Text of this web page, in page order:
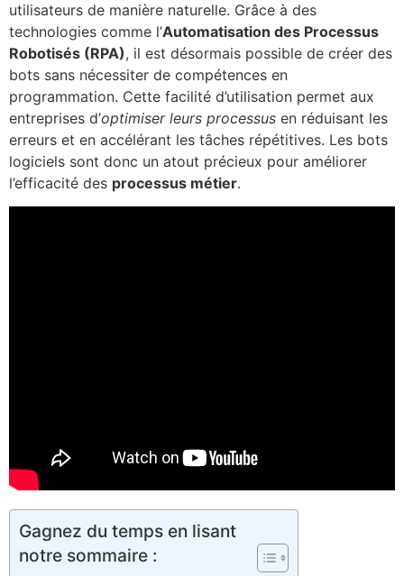
utilisateurs de manière naturelle. Grâce à des
technologies comme l’Automatisation des Processus
Robotisés (RPA), il est désormais possible de créer des
bots sans nécessiter de compétences en
programmation. Cette facilité d’utilisation permet aux
entreprises d’optimiser leurs processus en réduisant les
erreurs et en accélérant les tâches répétitives. Les bots
logiciels sont donc un atout précieux pour améliorer
l’efficacité des processus métier.
Gagnez du temps en lisant
notre sommaire :